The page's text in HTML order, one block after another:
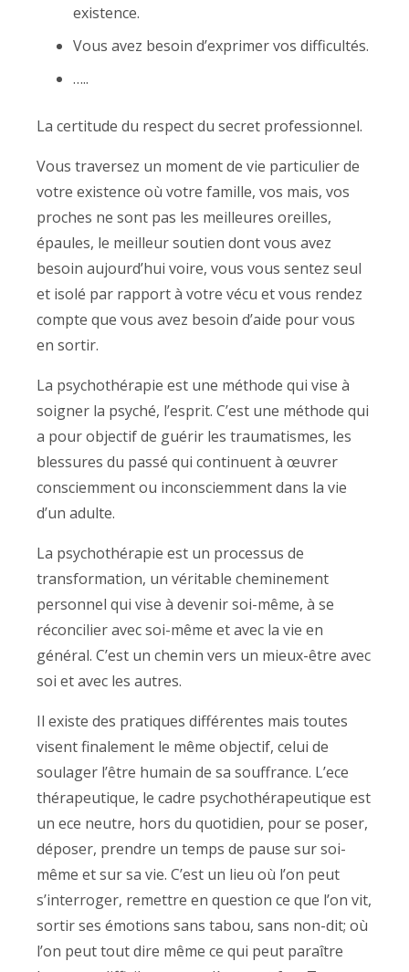
existence.
Vous avez besoin d’exprimer vos difficultés.
…..
La certitude du respect du secret professionnel.
Vous traversez un moment de vie particulier de
votre existence où votre famille, vos mais, vos
proches ne sont pas les meilleures oreilles,
épaules, le meilleur soutien dont vous avez
besoin aujourd’hui voire, vous vous sentez seul
et isolé par rapport à votre vécu et vous rendez
compte que vous avez besoin d’aide pour vous
en sortir.
La psychothérapie est une méthode qui vise à
soigner la psyché, l’esprit. C’est une méthode qui
a pour objectif de guérir les traumatismes, les
blessures du passé qui continuent à œuvrer
consciemment ou inconsciemment dans la vie
d’un adulte.
La psychothérapie est un processus de
transformation, un véritable cheminement
personnel qui vise à devenir soi-même, à se
réconcilier avec soi-même et avec la vie en
général. C’est un chemin vers un mieux-être avec
soi et avec les autres.
Il existe des pratiques différentes mais toutes
visent finalement le même objectif, celui de
soulager l’être humain de sa souffrance. L’ece
thérapeutique, le cadre psychothérapeutique est
un ece neutre, hors du quotidien, pour se poser,
déposer, prendre un temps de pause sur soi-
même et sur sa vie. C’est un lieu où l’on peut
s’interroger, remettre en question ce que l’on vit,
sortir ses émotions sans tabou, sans non-dit; où
l’on peut tout dire même ce qui peut paraître